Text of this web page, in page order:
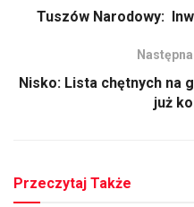
Tuszów Narodowy:
Nisko: Lista chętnych na
już
Przeczytaj Także